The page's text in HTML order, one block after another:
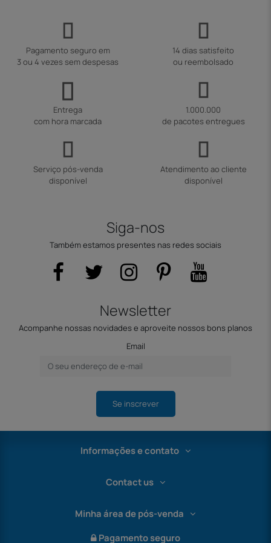
Pagamento seguro em
3 ou 4 vezes sem despesas
14 dias satisfeito
ou reembolsado
Entrega
com hora marcada
1.000.000
de pacotes entregues
Serviço pós-venda
disponível
Atendimento ao cliente
disponível
Siga-nos
Também estamos presentes nas redes sociais
Newsletter
Acompanhe nossas novidades e aproveite nossos bons planos
Email
Se inscrever
Informações e contato
Contact us
Minha área de pós-venda
Pagamento seguro